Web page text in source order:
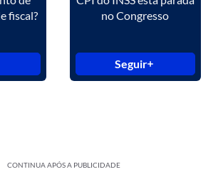
fiscal?
no Congresso
Seguir
CONTINUA APÓS A PUBLICIDADE